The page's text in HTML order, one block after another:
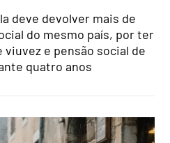
deve devolver mais de
do mesmo país, por ter
viuvez e pensão social de
quatro anos